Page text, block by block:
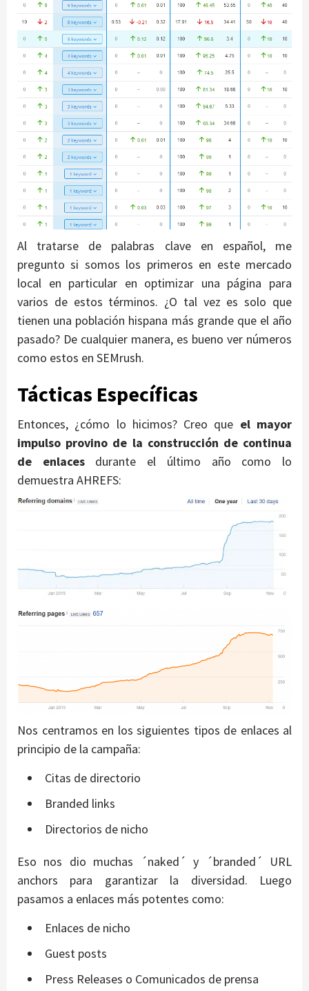
Al tratarse de palabras clave en español, me
pregunto si somos los primeros en este mercado
local en particular en optimizar una página para
varios de estos términos. ¿O tal vez es solo que
tienen una población hispana más grande que el año
pasado? De cualquier manera, es bueno ver números
como estos en SEMrush.
Tácticas Específicas
Entonces, ¿cómo lo hicimos? Creo que el mayor
impulso provino de la construcción de continua
de enlaces durante el último año como lo
demuestra AHREFS:
Nos centramos en los siguientes tipos de enlaces al
principio de la campaña:
Citas de directorio
Branded links
Directorios de nicho
Eso nos dio muchas ´naked´ y ´branded´ URL
anchors para garantizar la diversidad. Luego
pasamos a enlaces más potentes como:
Enlaces de nicho
Guest posts
Press Releases o Comunicados de prensa